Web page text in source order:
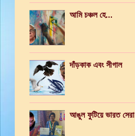
আমি চঞ্চল হে...
দাঁড়কাক এবং সীগাল
আঙুল ফুটিয়ে ভারত সেরা